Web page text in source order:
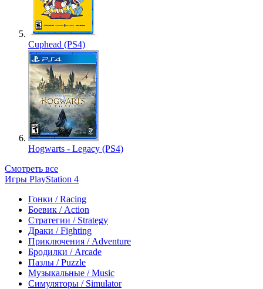
Cuphead (PS4)
Hogwarts - Legacy (PS4)
Смотреть все
Игры PlayStation 4
Гонки / Racing
Боевик / Action
Стратегии / Strategy
Драки / Fighting
Приключения / Adventure
Бродилки / Arcade
Пазлы / Puzzle
Музыкальные / Music
Симуляторы / Simulator